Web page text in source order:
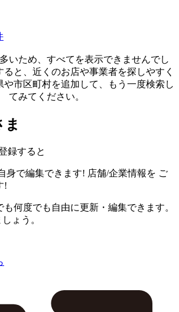
いため、すべてを表示できませんでし
と、近くのお店や事業者を探しやすく
や市区町村を追加して、もう一度検索し
てみてください。
録すると
身で編集できます! 店舗/企業情報を ご
!
何度でも自由に更新・編集できます。
ょう。